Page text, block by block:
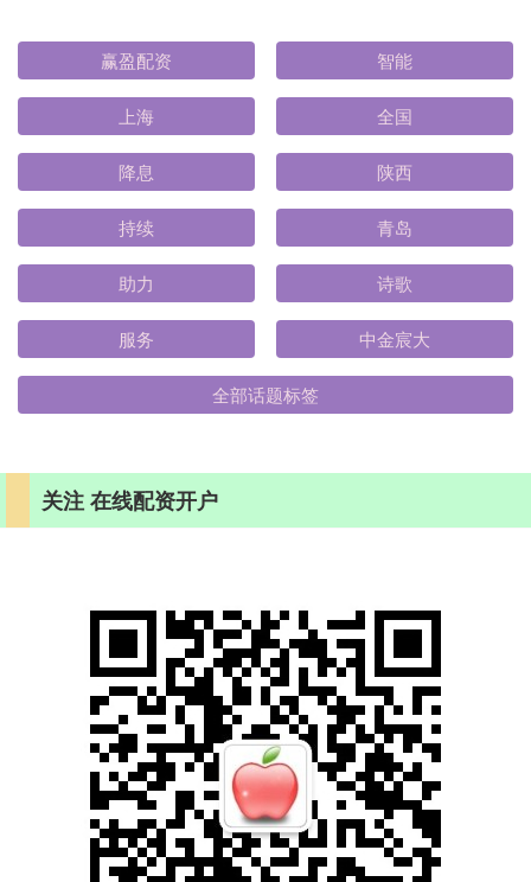
赢盈配资 智能
上海 全国
降息 陕西
持续 青岛
助力 诗歌
服务 中金宸大
全部话题标签
关注 在线配资开户